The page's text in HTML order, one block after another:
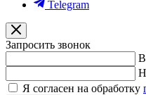
Telegram
Запросить звонок
Я согласен на обработку